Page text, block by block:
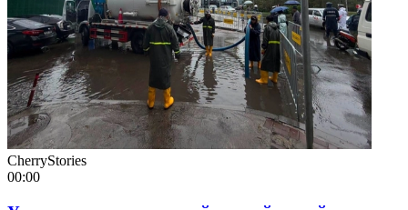
CherryStories
00:00